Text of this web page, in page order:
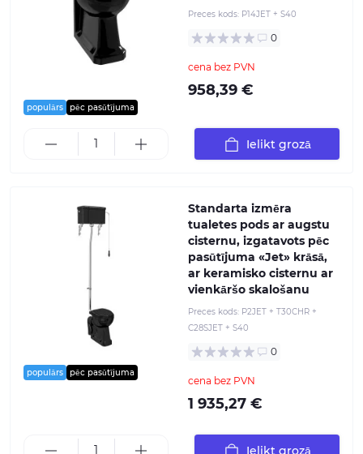
populārs pēc pasūtījuma
Preces kods: P14JET + S40
0
cena bez PVN
958,39 €
Ielikt grozā
populārs pēc pasūtījuma
Standarta izmēra
tualetes pods ar augstu
cisternu, izgatavots pēc
pasūtījuma «Jet» krāsā,
ar keramisko cisternu ar
vienkāršo skalošanu
Preces kods: P2JET + T30CHR +
C28SJET + S40
0
cena bez PVN
1 935,27 €
Ielikt grozā